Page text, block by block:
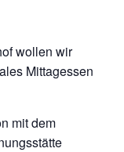
wollen wir
Mittagessen
mit dem